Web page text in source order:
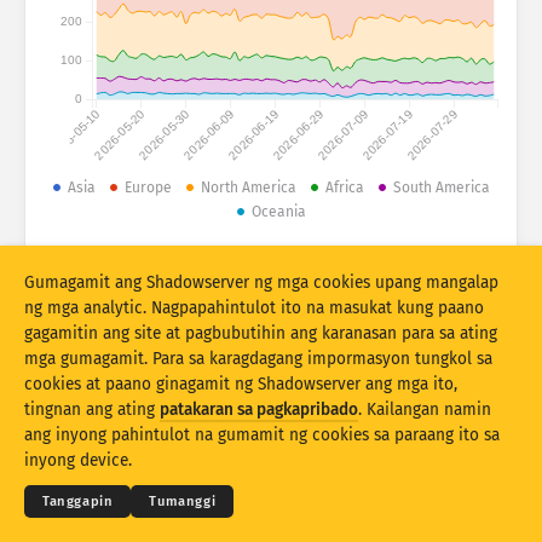
Mga istatistika ng atake: Mga Device
Tulong
Set ng datos
Limitasyon
Mga resulta ng automatically update
I-update I-reset
I-download bilang PNG
2026-05-102026-05-202026-05-302026-06-092026-06-192026-06-292026-07-092026-07-192026-07-29
0
100
200
Asia Europe North America Africa
South America
Oceania
© 2026THE SHADOWSERVER FOUNDATION
Pagkapribaduhan at Mga Tuntunin
Makipag-ugnayan sa amin
Pasasalamat
Gumagamit ang Shadowserver ng mga cookies upang mangalap
ng mga analytic. Nagpapahintulot ito na masukat kung paano
gagamitin ang site at pagbubutihin ang karanasan para sa ating
mga gumagamit. Para sa karagdagang impormasyon tungkol sa
cookies at paano ginagamit ng Shadowserver ang mga ito,
tingnan ang ating patakaran sa pagkapribado. Kailangan namin
ang inyong pahintulot na gumamit ng cookies sa paraang ito sa
inyong device.
Tanggapin Tumanggi